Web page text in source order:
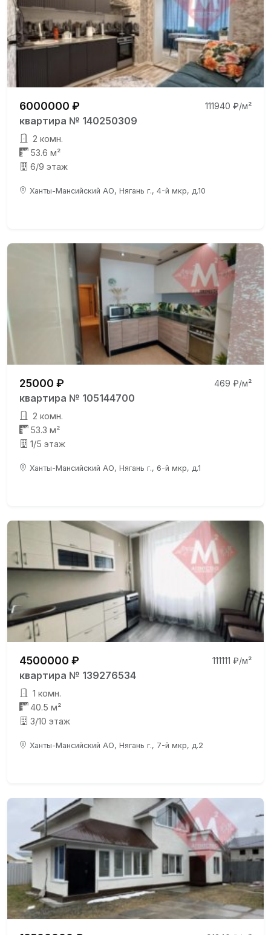
6000000 ₽ 111940 ₽/м²
квартира № 140250309
2 комн.
53.6 м²
6/9 этаж
Ханты-Мансийский АО, Нягань г., 4-й мкр, д.10
25000 ₽ 469 ₽/м²
квартира № 105144700
2 комн.
53.3 м²
1/5 этаж
Ханты-Мансийский АО, Нягань г., 6-й мкр, д.1
4500000 ₽ 111111 ₽/м²
квартира № 139276534
1 комн.
40.5 м²
3/10 этаж
Ханты-Мансийский АО, Нягань г., 7-й мкр, д.2